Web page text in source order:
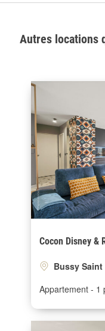
Autres locations
Cocon Disney &
Bussy
Appartement 1